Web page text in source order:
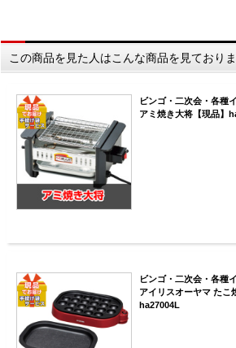
この商品を見た人はこんな商品を見ており
ビンゴ・二次会・各種
アミ焼き大将【現品】
ビンゴ・二次会・各種
アイリスオーヤマ たこ
ha27004L